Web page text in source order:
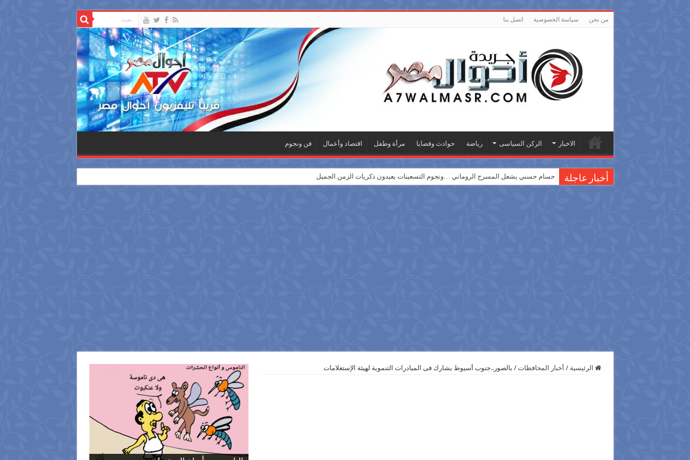
من نحن سياسة الخصوصية اتصل بنا
الاخبار الركن السياسى رياضة حوادث وقضايا مرأة وطفل اقتصاد وأعمال فن ونجوم
أخبار عاجلة حسام حسني يشعل المسرح الروماني …ونجوم التسعينات يعيدون ذكريات الزمن الجميل
الرئيسية / أخبار المحافظات / بالصور..جنوب أسيوط يشارك فى المبادرات التنموية لهيئة الإستعلامات